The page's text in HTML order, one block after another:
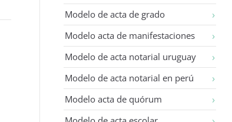
Modelo de acta de grado
Modelo acta de manifestaciones
Modelo de acta notarial uruguay
Modelo de acta notarial en perú
Modelo acta de quórum